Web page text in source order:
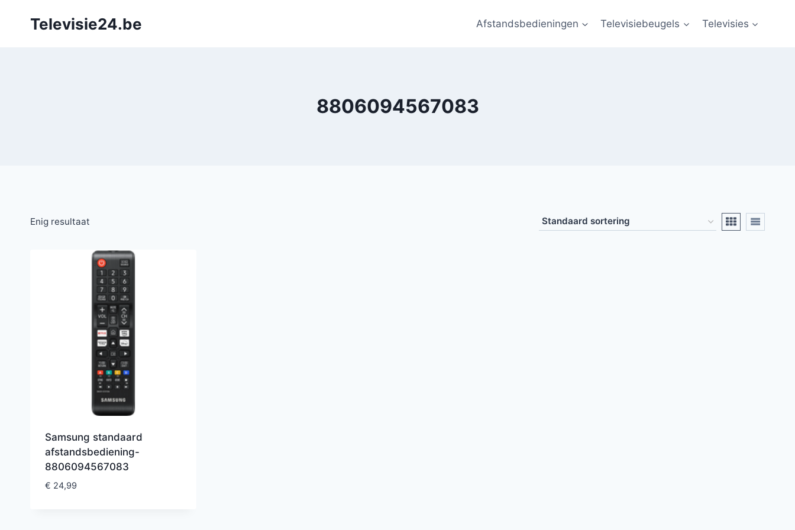
Televisie24.be Afstandsbedieningen Televisiebeugels Televisies
8806094567083
Enig resultaat
Samsung standaard
afstandsbediening-
8806094567083
€ 24,99